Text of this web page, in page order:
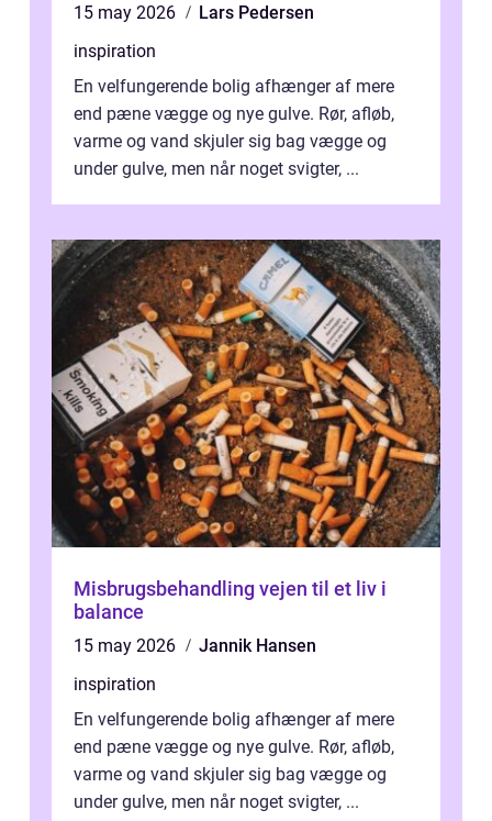
15 may 2026
Lars Pedersen
inspiration
En velfungerende bolig afhænger af mere
end pæne vægge og nye gulve. Rør, afløb,
varme og vand skjuler sig bag vægge og
under gulve, men når noget svigter, ...
Misbrugsbehandling vejen til et liv i
balance
15 may 2026
Jannik Hansen
inspiration
En velfungerende bolig afhænger af mere
end pæne vægge og nye gulve. Rør, afløb,
varme og vand skjuler sig bag vægge og
under gulve, men når noget svigter, ...